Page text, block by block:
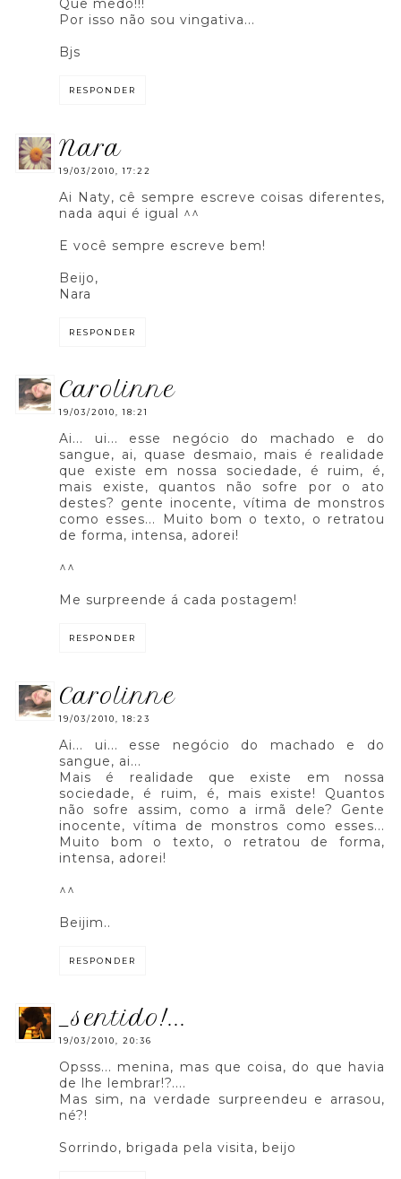
Que medo!!!
Por isso não sou vingativa...
Bjs
RESPONDER
nara
19/03/2010, 17:22
Ai Naty, cê sempre escreve coisas diferentes,
nada aqui é igual ^^
E você sempre escreve bem!
Beijo,
Nara
RESPONDER
carolinne
19/03/2010, 18:21
Ai... ui... esse negócio do machado e do
sangue, ai, quase desmaio, mais é realidade
que existe em nossa sociedade, é ruim, é,
mais existe, quantos não sofre por o ato
destes? gente inocente, vítima de monstros
como esses... Muito bom o texto, o retratou
de forma, intensa, adorei!
^^
Me surpreende á cada postagem!
RESPONDER
carolinne
19/03/2010, 18:23
Ai... ui... esse negócio do machado e do
sangue, ai...
Mais é realidade que existe em nossa
sociedade, é ruim, é, mais existe! Quantos
não sofre assim, como a irmã dele? Gente
inocente, vítima de monstros como esses...
Muito bom o texto, o retratou de forma,
intensa, adorei!
^^
Beijim..
RESPONDER
_sentido!...
19/03/2010, 20:36
Opsss... menina, mas que coisa, do que havia
de lhe lembrar!?....
Mas sim, na verdade surpreendeu e arrasou,
né?!
Sorrindo, brigada pela visita, beijo